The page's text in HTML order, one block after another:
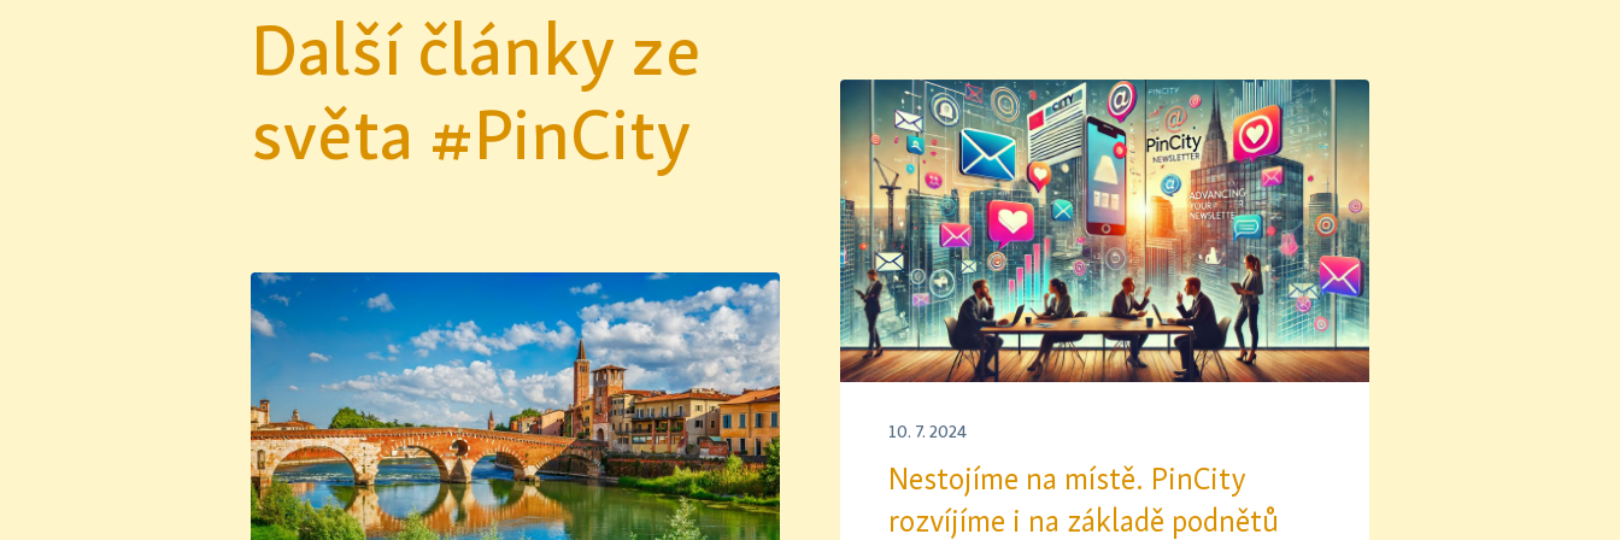
Další články ze
světa #PinCity
10. 7. 2024
Nestojíme na místě. PinCity
rozvíjíme i na základě podnětů